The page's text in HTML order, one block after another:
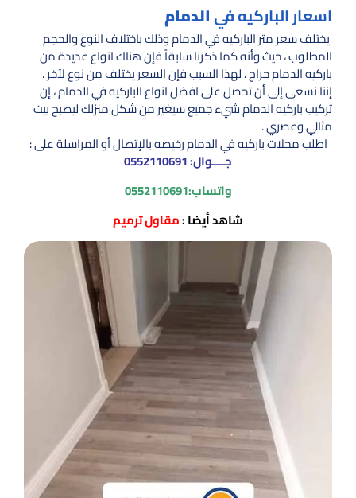
اسعار الباركيه فيالدمام
يختلف سعر متر الباركيه في الدمام وذلك باختلاف النوع والحجم
المطلوب ، حيث وأنه كما ذكرنا سابقاً فإن هناك انواع عديدة من
باركيه الدمام حراج ، لهذا السبب فإن السعر يختلف من نوع لآخر .
إننا نسعى إلى أن تحصل على افضل انواع الباركيه في الدمام ، إن
تركيب باركيه الدمام شيء جميع سيغير من شكل منزلك ليصبح بيت
مثالي وعصري .
اطلب محلات باركيه في الدمام رخيصه بالإتصال أو المراسلة على :
جــــوال:0552110691
واتساب:0552110691
شاهد أيضا :مقاول ترميم